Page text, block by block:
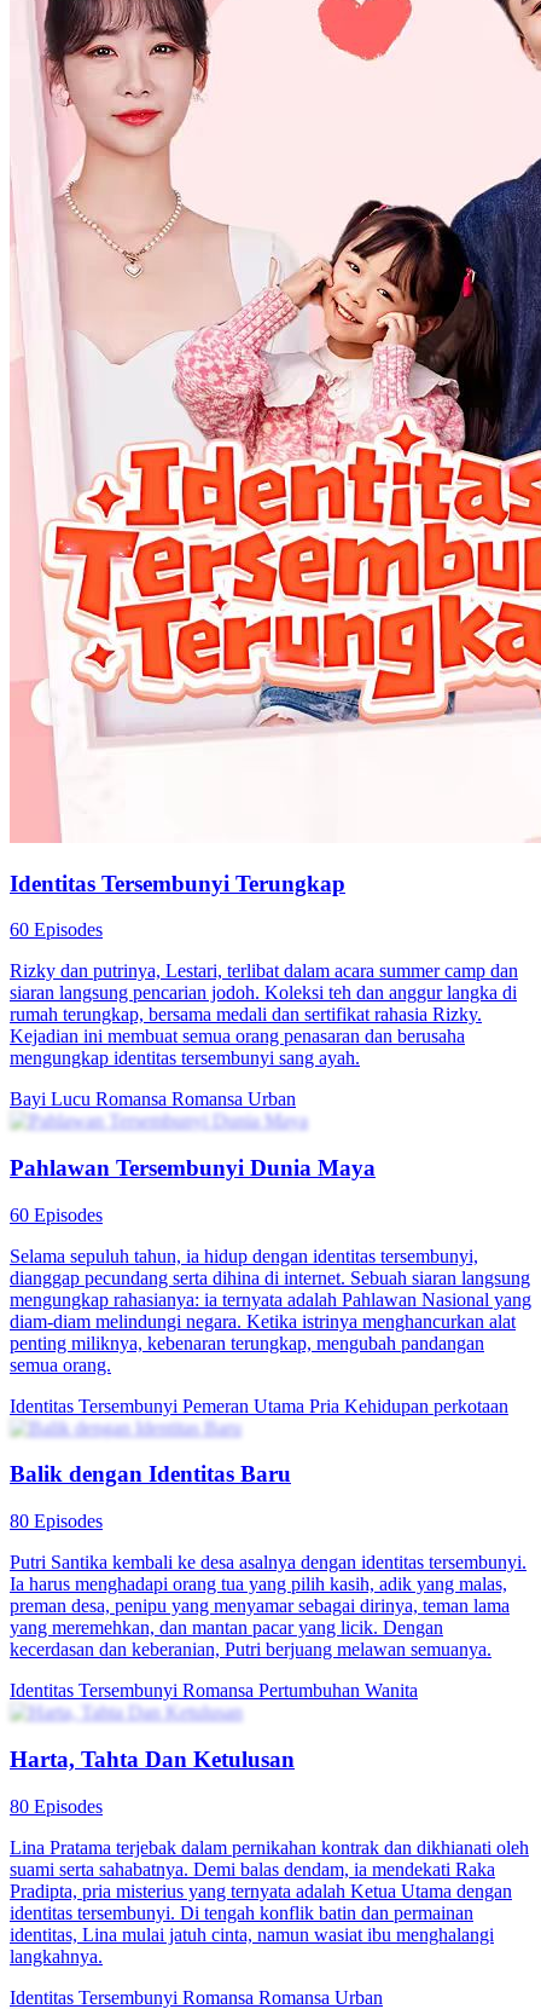
Identitas Tersembunyi Terungkap
60 Episodes
Rizky dan putrinya, Lestari, terlibat dalam acara summer camp dan
siaran langsung pencarian jodoh. Koleksi teh dan anggur langka di
rumah terungkap, bersama medali dan sertifikat rahasia Rizky.
Kejadian ini membuat semua orang penasaran dan berusaha
mengungkap identitas tersembunyi sang ayah.
Bayi Lucu Romansa Romansa Urban
Pahlawan Tersembunyi Dunia Maya
60 Episodes
Selama sepuluh tahun, ia hidup dengan identitas tersembunyi,
dianggap pecundang serta dihina di internet. Sebuah siaran langsung
mengungkap rahasianya: ia ternyata adalah Pahlawan Nasional yang
diam-diam melindungi negara. Ketika istrinya menghancurkan alat
penting miliknya, kebenaran terungkap, mengubah pandangan
semua orang.
Identitas Tersembunyi Pemeran Utama Pria Kehidupan perkotaan
Balik dengan Identitas Baru
80 Episodes
Putri Santika kembali ke desa asalnya dengan identitas tersembunyi.
Ia harus menghadapi orang tua yang pilih kasih, adik yang malas,
preman desa, penipu yang menyamar sebagai dirinya, teman lama
yang meremehkan, dan mantan pacar yang licik. Dengan
kecerdasan dan keberanian, Putri berjuang melawan semuanya.
Identitas Tersembunyi Romansa Pertumbuhan Wanita
Harta, Tahta Dan Ketulusan
80 Episodes
Lina Pratama terjebak dalam pernikahan kontrak dan dikhianati oleh
suami serta sahabatnya. Demi balas dendam, ia mendekati Raka
Pradipta, pria misterius yang ternyata adalah Ketua Utama dengan
identitas tersembunyi. Di tengah konflik batin dan permainan
identitas, Lina mulai jatuh cinta, namun wasiat ibu menghalangi
langkahnya.
Identitas Tersembunyi Romansa Romansa Urban